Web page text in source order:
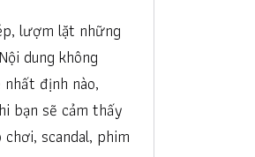
lượm lặt những
dung không
định nào,
bạn sẽ cảm thấy
scandal, phim